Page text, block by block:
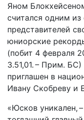
Яном
считался одним
представителей
юниорские
(побит 4 февраля
3.51,01. – Прим.
приглашен в
Ивану Скобреву и
«Юсков уникален,